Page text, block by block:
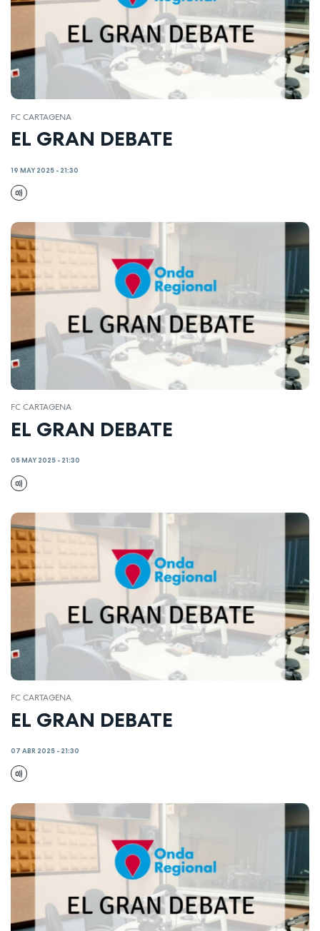
FC CARTAGENA
EL GRAN DEBATE
19 MAY 2025 - 21:30
FC CARTAGENA
EL GRAN DEBATE
05 MAY 2025 - 21:30
FC CARTAGENA
EL GRAN DEBATE
07 ABR 2025 - 21:30